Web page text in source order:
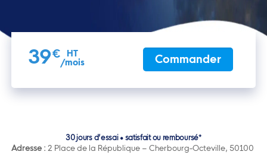
39€
HT
/mois
Commander
30 jours d’essai • satisfait ou remboursé*
Adresse :2 Place de la République – Cherbourg-Octeville, 50100